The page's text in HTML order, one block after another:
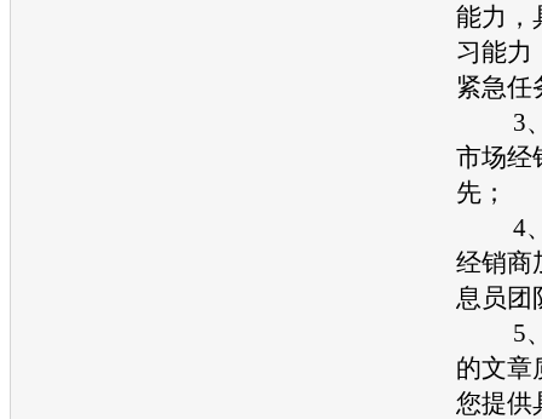
能力，
习能力
紧急任
3、
市场经
先；
4、
经销商
息员团
5、
的文章
您提供